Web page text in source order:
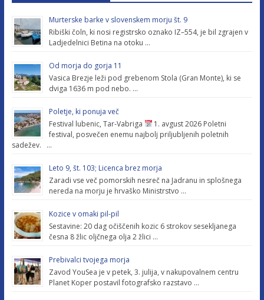
Murterske barke v slovenskem morju št. 9
Ribiški čoln, ki nosi registrsko oznako IZ–554, je bil zgrajen v
Ladjedelnici Betina na otoku …
Od morja do gorja 11
Vasica Brezje leži pod grebenom Stola (Gran Monte), ki se
dviga 1636 m pod nebo. …
Poletje, ki ponuja več
Festival lubenic, Tar-Vabriga
1. avgust 2026 Poletni
festival, posvečen enemu najbolj priljubljenih poletnih
sadežev. …
Leto 9, št. 103; Licenca brez morja
Zaradi vse več pomorskih nesreč na Jadranu in splošnega
nereda na morju je hrvaško Ministrstvo …
Kozice v omaki pil-pil
Sestavine: 20 dag očiščenih kozic 6 strokov sesekljanega
česna 8 žlic oljčnega olja 2 žlici …
Prebivalci tvojega morja
Zavod YouSea je v petek, 3. julija, v nakupovalnem centru
Planet Koper postavil fotografsko razstavo …